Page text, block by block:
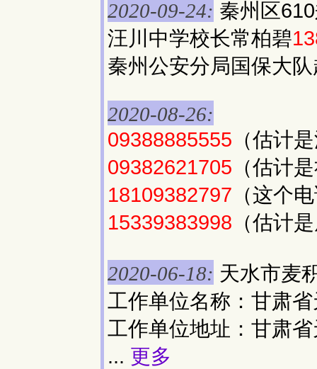
2020-09-24: 秦州区
汪川中学校长常柏碧
秦州公安分局国保大
2020-08-26:
09388885555 （估计
09382621705 （估计
18109382797 （这个
15339383998 （估计
2020-06-18: 天水市麦
工作单位名称：甘肃
工作单位地址：甘肃
... 更多